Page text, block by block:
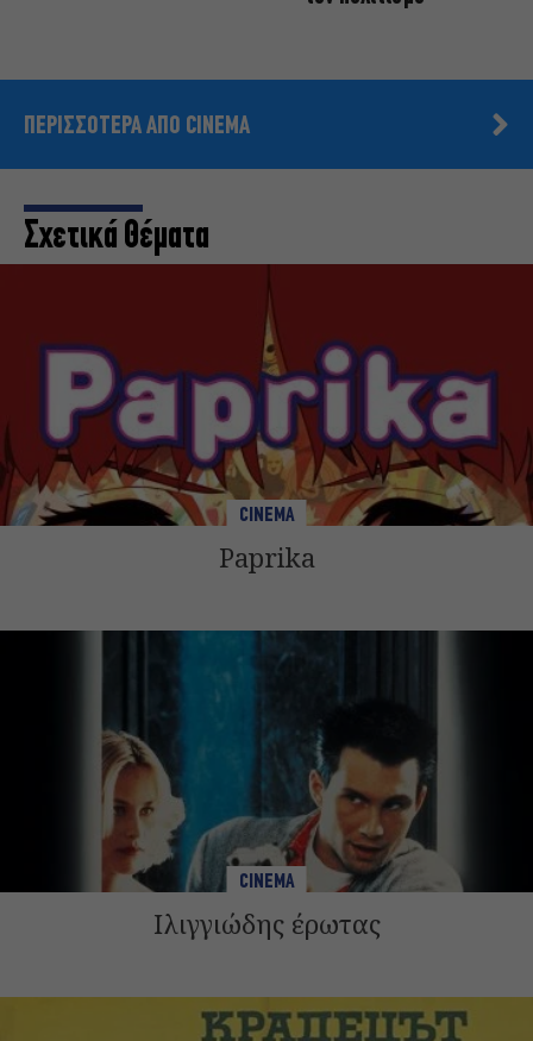
ΠΕΡΙΣΣΟΤΕΡΑ ΑΠΟ CINEMA
Σχετικά Θέματα
CINEMA
Paprika
CINEMA
Ιλιγγιώδης έρωτας